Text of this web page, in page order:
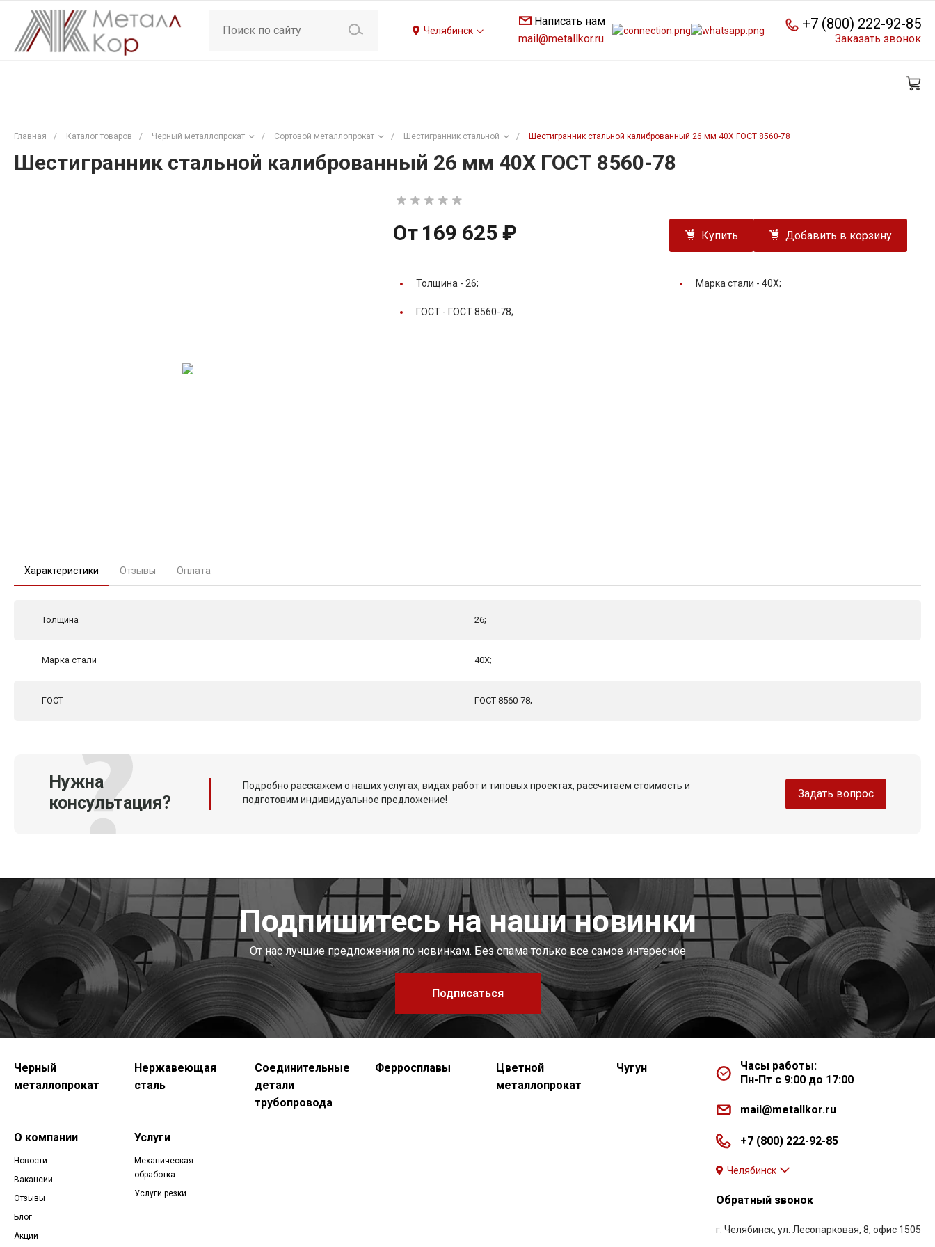
Челябинск
Написать нам
mail@metallkor.ru
+7 (800) 222-92-85
Заказать звонок
Главная / Каталог товаров / Черный металлопрокат / Сортовой металлопрокат / Шестигранник стальной / Шестигранник стальной калиброванный 26 мм 40Х ГОСТ 8560-78
Шестигранник стальной калиброванный 26 мм 40Х ГОСТ 8560-78
От 169 625 ₽ Купить Добавить в корзину
Толщина - 26; Марка стали - 40Х;
ГОСТ - ГОСТ 8560-78;
Характеристики Отзывы Оплата
Толщина 26;
Марка стали 40Х;
ГОСТ ГОСТ 8560-78;
Нужна
консультация?
Подробно расскажем о наших услугах, видах работ и типовых проектах, рассчитаем стоимость и
подготовим индивидуальное предложение!
Задать вопрос
Подпишитесь на наши новинки
От нас лучшие предложения по новинкам. Без спама только все самое интересное
Подписаться
Черный
металлопрокат
Нержавеющая
сталь
Соединительные
детали
трубопровода
Ферросплавы
Цветной
металлопрокат
Чугун
О компании
Новости
Вакансии
Отзывы
Блог
Акции
Услуги
Механическая
обработка
Услуги резки
Часы работы:
Пн-Пт с 9:00 до 17:00
mail@metallkor.ru
+7 (800) 222-92-85
Челябинск
Обратный звонок
г. Челябинск, ул. Лесопарковая, 8, офис 1505